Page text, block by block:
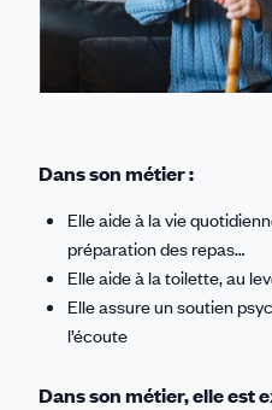
Dans son métier :
Elle aide à la vie
préparation des repas…
Elle aide à la toilette, au
Elle assure un soutien
l’écoute
Dans son métier, elle est